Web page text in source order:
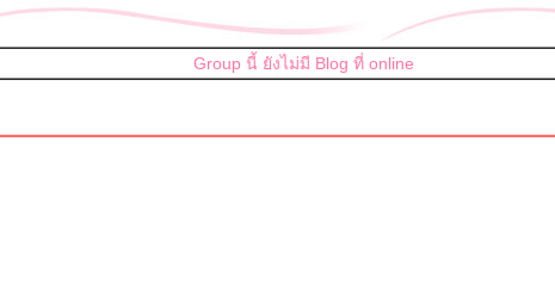
Group นี้ ยังไม่มี Blog ที่ online